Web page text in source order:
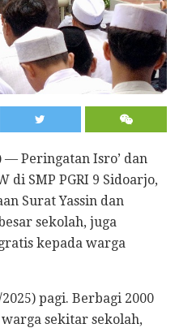
— Peringatan Isro’ dan
di SMP PGRI 9 Sidoarjo,
Surat Yassin dan
sekolah, juga
kepada warga
pagi. Berbagi 2000
sekitar sekolah,